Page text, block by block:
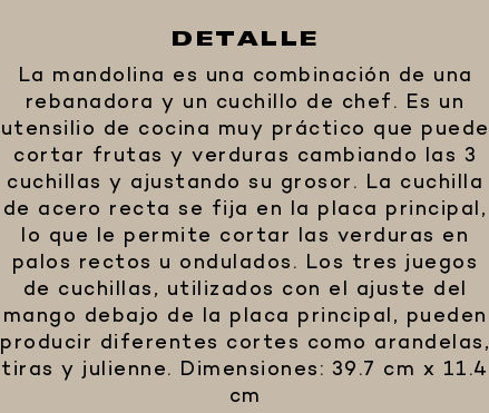
DETALLE
La mandolina es una combinación de una
rebanadora y un cuchillo de chef. Es un
utensilio de cocina muy práctico que puede
cortar frutas y verduras cambiando las 3
cuchillas y ajustando su grosor. La cuchilla
de acero recta se fija en la placa principal,
lo que le permite cortar las verduras en
palos rectos u ondulados. Los tres juegos
de cuchillas, utilizados con el ajuste del
mango debajo de la placa principal, pueden
producir diferentes cortes como arandelas,
tiras y julienne. Dimensiones: 39.7 cm x 11.4
cm